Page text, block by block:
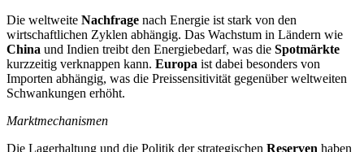
Die weltweite Nachfrage nach Energie ist stark von den
wirtschaftlichen Zyklen abhängig. Das Wachstum in Ländern wie
China und Indien treibt den Energiebedarf, was die Spotmärkte
kurzzeitig verknappen kann. Europa ist dabei besonders von
Importen abhängig, was die Preissensitivität gegenüber weltweiten
Schwankungen erhöht.
Marktmechanismen
Die Lagerhaltung und die Politik der strategischen Reserven haben